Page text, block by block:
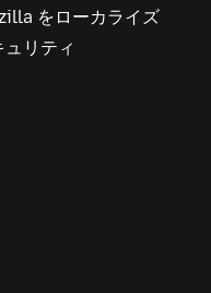
をローカライズ
ュリティ